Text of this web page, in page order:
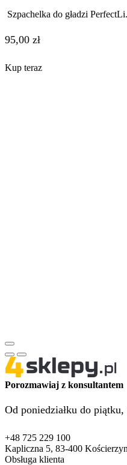
Szpachelka do gładzi
95,00 zł
Kup teraz
Porozmawiaj z konsultantem
Od poniedziałku do
+48 725 229 100
Kapliczna 5, 83-400
Obsługa klienta